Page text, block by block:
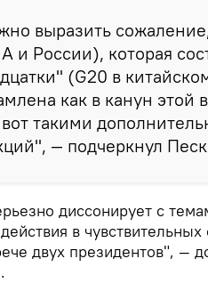
выразить
и России), которая
(G20 в
как в канун этой
такими
— подчеркнул
диссонирует с
в
двух президентов", —